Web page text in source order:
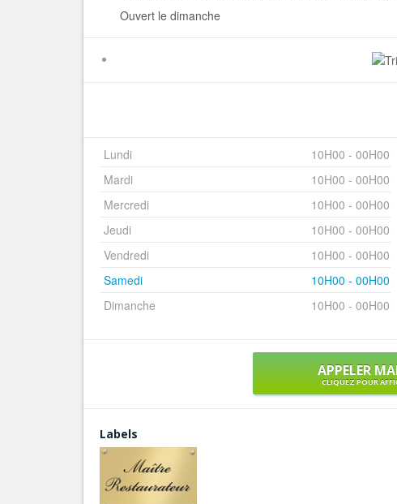
Ouvert le dimanche
Lundi
10H00 - 00H00
Mardi
10H00 - 00H00
Mercredi
10H00 - 00H00
Jeudi
10H00 - 00H00
Vendredi
10H00 - 00H00
Samedi
10H00 - 00H00
Dimanche
10H00 - 00H00
APPELER
CLIQUEZ POUR
Labels